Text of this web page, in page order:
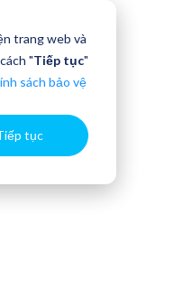
trang web và
"Tiếp tục"
sách bảo vệ
tục